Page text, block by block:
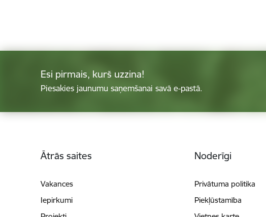
Esi pirmais, kurš uzzina!
Piesakies jaunumu saņemšanai savā e-pastā.
Ātrās saites
Vakances
Iepirkumi
Noderīgi
Privātuma politika
Piekļūstamība